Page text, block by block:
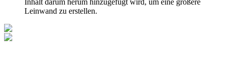
Leinwand zu erstellen.